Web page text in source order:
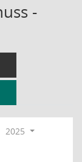
-
2025